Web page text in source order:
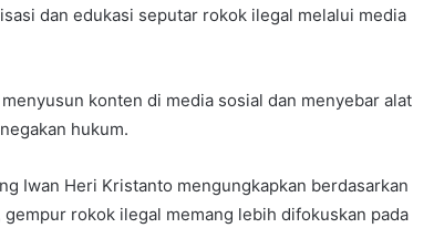
dan edukasi seputar rokok ilegal melalui media
konten di media sosial dan menyebar alat
hukum.
Iwan Heri Kristanto mengungkapkan berdasarkan
rokok ilegal memang lebih difokuskan pada